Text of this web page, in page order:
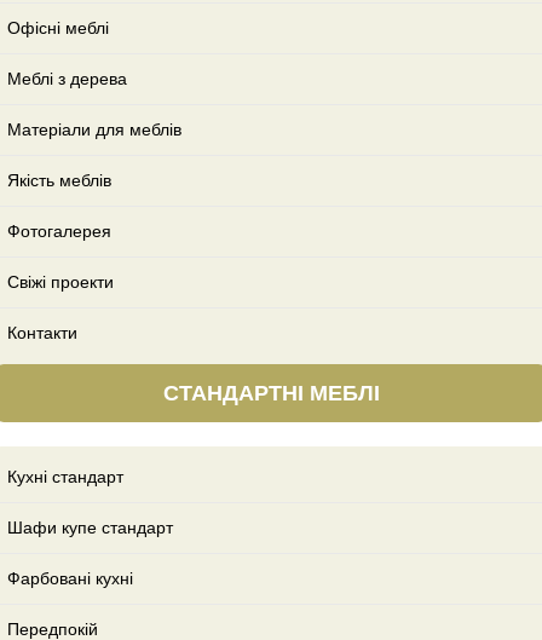
Офісні меблі
Меблі з дерева
Матеріали для меблів
Якість меблів
Фотогалерея
Свіжі проекти
Контакти
СТАНДАРТНІ МЕБЛІ
Кухні стандарт
Шафи купе стандарт
Фарбовані кухні
Передпокій